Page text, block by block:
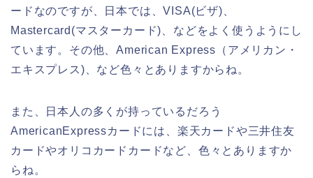
ードなのですが、日本では、VISA(ビザ)、
Mastercard(マスターカード)、などをよく使うようにし
ています。その他、American Express（アメリカン・
エキスプレス)、など色々とありますからね。
また、日本人の多くが持っているだろう
AmericanExpressカードには、楽天カードや三井住友
カードやオリコカードカードなど、色々とありますか
らね。